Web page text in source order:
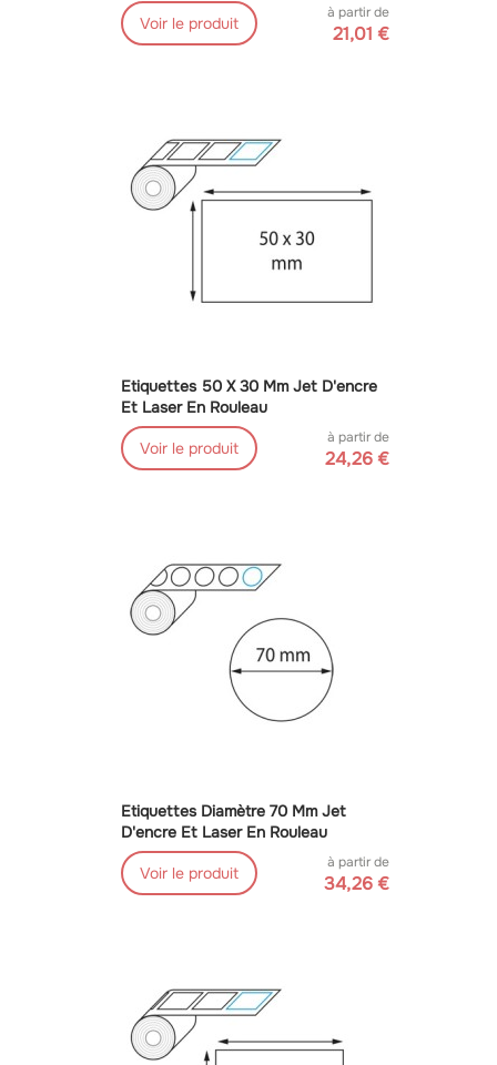
Voir le produit
à partir de
21,01 €
Etiquettes 50 X 30 Mm Jet D'encre
Et Laser En Rouleau
Voir le produit
à partir de
24,26 €
Etiquettes Diamètre 70 Mm Jet
D'encre Et Laser En Rouleau
Voir le produit
à partir de
34,26 €